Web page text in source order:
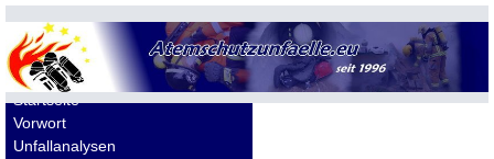
Allgemeines
Startseite
Vorwort
Unfallanalysen